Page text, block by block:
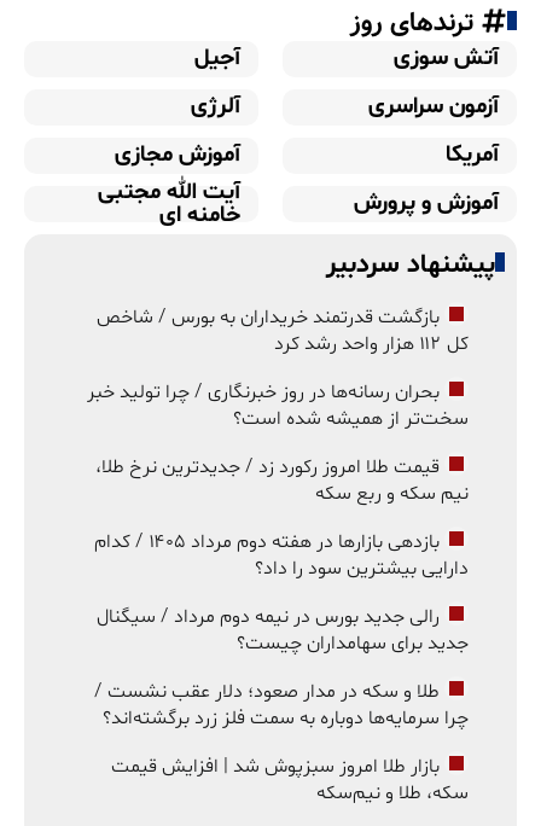
ترندهای روز
آتش سوزی
آجیل
آزمون سراسری
آلرژی
آمریکا
آموزش مجازی
آموزش و پرورش
آیت الله مجتبی
خامنه ای
پیشنهاد سردبیر
بازگشت قدرتمند خریداران به بورس / شاخص
کل ۱۱۲ هزار واحد رشد کرد
بحران رسانه‌ها در روز خبرنگاری / چرا تولید خبر
سخت‌تر از همیشه شده است؟
قیمت طلا امروز رکورد زد / جدیدترین نرخ طلا،
نیم سکه و ربع سکه
بازدهی بازارها در هفته دوم مرداد ۱۴۰۵ / کدام
دارایی بیشترین سود را داد؟
رالی جدید بورس در نیمه دوم مرداد / سیگنال
جدید برای سهامداران چیست؟
طلا و سکه در مدار صعود؛ دلار عقب نشست /
چرا سرمایه‌ها دوباره به سمت فلز زرد برگشته‌اند؟
بازار طلا امروز سبزپوش شد | افزایش قیمت
سکه، طلا و نیم‌سکه